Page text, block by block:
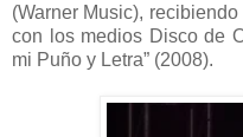
(Warner Music),
con los medios Disco de
mi Puño y Letra” (2008).